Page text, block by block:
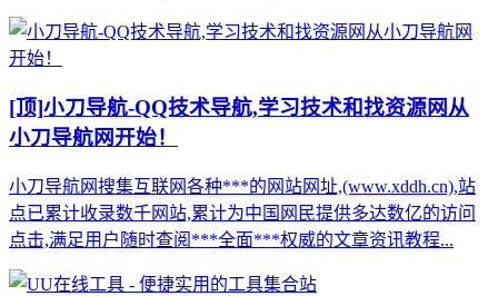
[顶]小刀导航-QQ技术导航,学习技术和找资源网从
小刀导航网开始！
小刀导航网搜集互联网各种***的网站网址,(www.xddh.cn),站
点已累计收录数千网站,累计为中国网民提供多达数亿的访问
点击,满足用户随时查阅***全面***权威的文章资讯教程...